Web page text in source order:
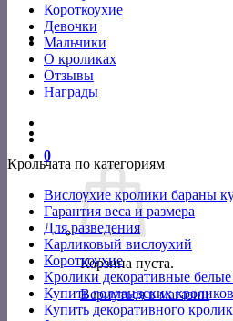
Короткоухие
Девочки
Мальчики
О кроликах
Отзывы
Награды
0
Корзина пуста.
Вернуться в магазин
Крольчата по категориям
Вислоухие кролики бараны
Гарантия веса и размера
Для разведения
Карликовый вислоухий
Короткоухие
Кролики декоративные
Купить голландских кроликов
Купить декоративного